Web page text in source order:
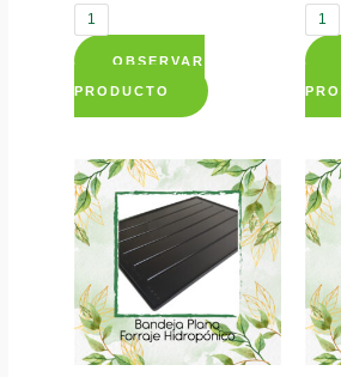
1
OBSERVAR
PRODUCTO
This
multiple
variants.
The
options
may
be
chosen
1